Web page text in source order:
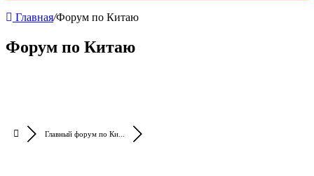
Главная/Форум по Китаю
Форум по Китаю
Главный форум по Ки...